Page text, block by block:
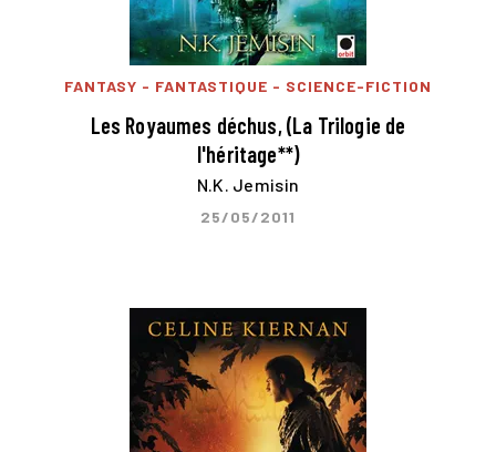
FANTASY - FANTASTIQUE - SCIENCE-FICTION
Les Royaumes déchus, (La Trilogie de
l'héritage**)
N.K. Jemisin
25/05/2011